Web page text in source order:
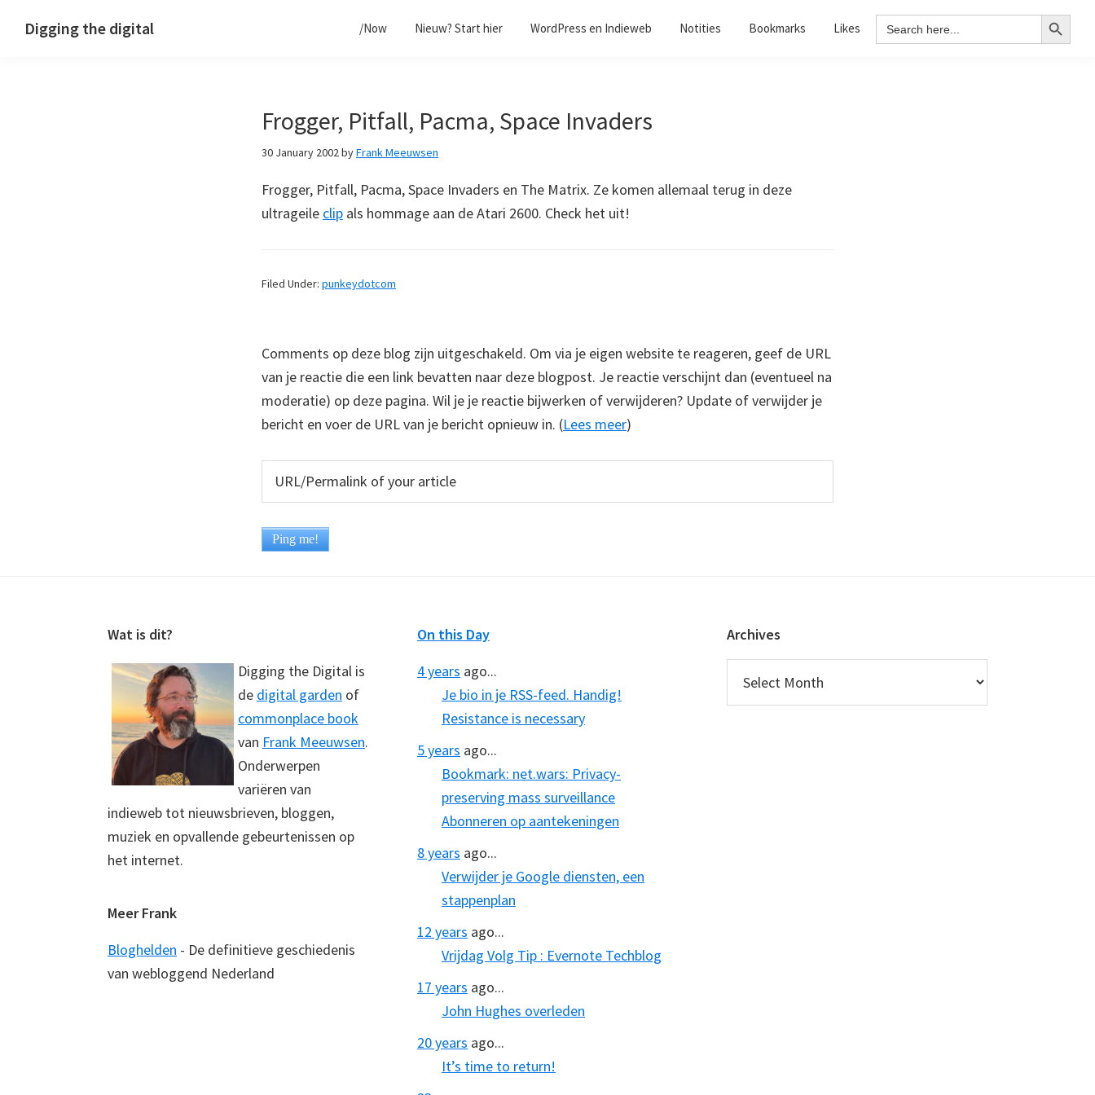
Digging the digital /Now Nieuw? Start hier WordPress en Indieweb Notities Bookmarks Likes Search
for:
Search Button
Frogger, Pitfall, Pacma, Space Invaders
30 January 2002byFrank Meeuwsen
Frogger, Pitfall, Pacma, Space Invaders en The Matrix. Ze komen allemaal terug in deze
ultrageile clip als hommage aan de Atari 2600. Check het uit!
Filed Under: punkeydotcom
Comments op deze blog zijn uitgeschakeld. Om via je eigen website te reageren, geef de URL
van je reactie die een link bevatten naar deze blogpost. Je reactie verschijnt dan (eventueel na
moderatie) op deze pagina. Wil je je reactie bijwerken of verwijderen? Update of verwijder je
bericht en voer de URL van je bericht opnieuw in. (Lees meer)
Wat is dit?
Digging the Digital is
de digital garden of
commonplace book
van Frank Meeuwsen.
Onderwerpen
variëren van
indieweb tot nieuwsbrieven, bloggen,
muziek en opvallende gebeurtenissen op
het internet.
Meer Frank
Bloghelden - De definitieve geschiedenis
van webloggend Nederland
On this Day
4 years ago...
Je bio in je RSS-feed. Handig!
Resistance is necessary
5 years ago...
Bookmark: net.wars: Privacy-
preserving mass surveillance
Abonneren op aantekeningen
8 years ago...
Verwijder je Google diensten, een
stappenplan
12 years ago...
Vrijdag Volg Tip : Evernote Techblog
17 years ago...
John Hughes overleden
20 years ago...
It’s time to return!
Archives